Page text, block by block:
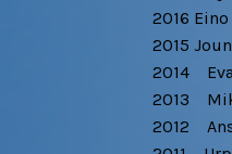
2016
2015
2014
2013
2012